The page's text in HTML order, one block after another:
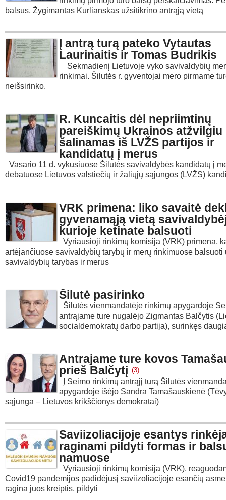
balsus, Žygimantas Kurlianskas užsitikrino antrąją vietą
Į antrą turą pateko Vytautas
Laurinaitis ir Tomas Budrikis
Sekmadienį Lietuvoje vyko savivaldybių
rinkimai. Šilutės r. gyventojai mero pirmame
neišsirinko.
R. Kuncaitis dėl nepriimtinų
pareiškimų Ukrainos atžvilgiu
šalinamas iš LVŽS partijos ir
kandidatų į merus
Vasario 11 d. vykusiuose Šilutės savivaldybės kandidatų į
debatuose Lietuvos valstiečių ir žaliųjų sąjungos (LVŽS)
VRK primena: liko savaitė
gyvenamąją vietą
kurioje ketinate balsuoti
Vyriausioji rinkimų komisija (VRK) primena,
artėjančiuose savivaldybių tarybų ir merų rinkimuose balsuoti
savivaldybių tarybas ir merus
Šilutė pasirinko
Šilutės vienmandatėje rinkimų apygardoje
antrąjame ture nugalėjo Zigmantas Balčytis
socialdemokratų darbo partija), surinkęs
Antrajame ture kovos
prieš Balčytį (3)
Į Seimo rinkimų antrąjį turą Šilutės
apygardoje išėjo Sandra Tamašauskienė
sąjunga – Lietuvos krikščionys demokratai)
Saviizoliacijoje esantys
raginami pildyti formas ir
namuose
Vyriausioji rinkimų komisija (VRK),
Covid19 pandemijos padidėjusį saviizoliacijoje esančių
ragina juos kreiptis, pildyti